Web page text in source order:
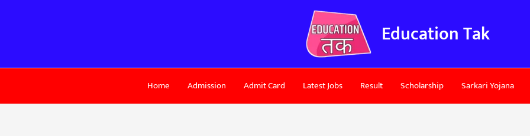
Education Tak
Home Admission Admit Card Latest Jobs Result Scholarship Sarkari Yojana